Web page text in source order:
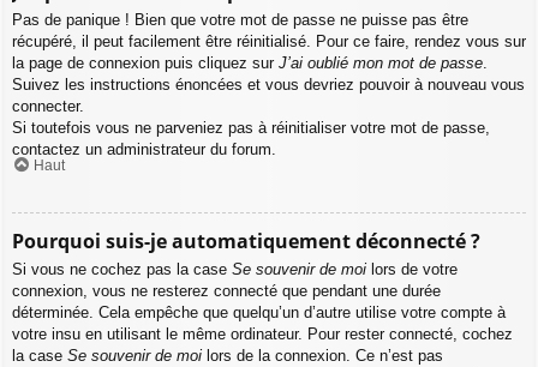
Pas de panique ! Bien que votre mot de passe ne puisse pas être
récupéré, il peut facilement être réinitialisé. Pour ce faire, rendez vous sur
la page de connexion puis cliquez sur J’ai oublié mon mot de passe
Suivez les instructions énoncées et vous devriez pouvoir à nouveau vous
connecter.
Si toutefois vous ne parveniez pas à réinitialiser votre mot de passe,
contactez un administrateur du forum.
Haut
Pourquoi suis-je automatiquement déconnecté ?
Si vous ne cochez pas la case Se souvenir de moi lors de votre
connexion, vous ne resterez connecté que pendant une durée
déterminée. Cela empêche que quelqu’un d’autre utilise votre compte à
votre insu en utilisant le même ordinateur. Pour rester connecté, cochez
la case Se souvenir de moi lors de la connexion. Ce n’est pas